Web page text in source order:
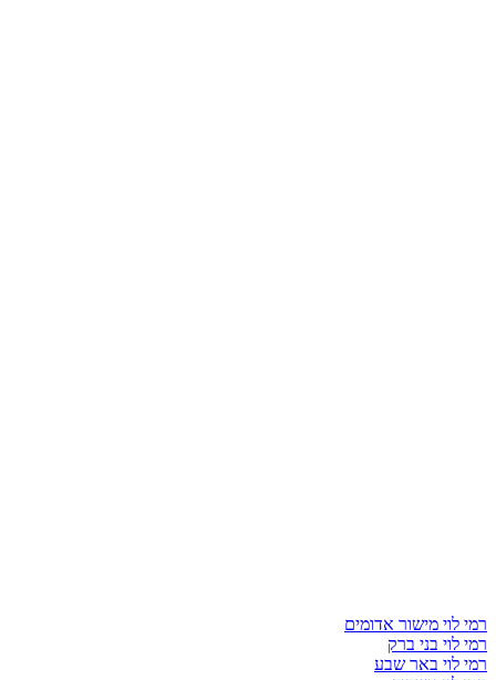
רמי לוי מישור אדומים
רמי לוי בני ברק
רמי לוי באר שבע